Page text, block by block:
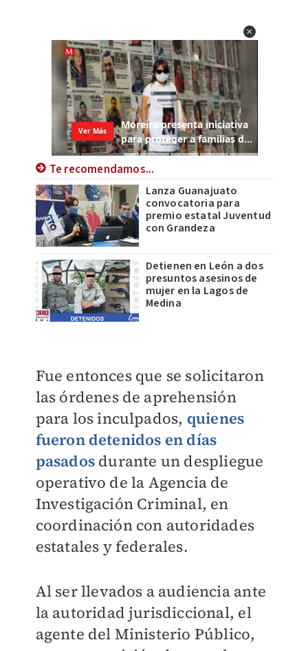
Te recomendamos...
Lanza Guanajuato
convocatoria para
premio estatal Juventud
con Grandeza
Detienen en León a dos
presuntos asesinos de
mujer en la Lagos de
Medina
Fue entonces que se solicitaron
las órdenes de aprehensión
para los inculpados, quienes
fueron detenidos en días
pasadosdurante un despliegue
operativo de la Agencia de
Investigación Criminal, en
coordinación con autoridades
estatales y federales.
Al ser llevados a audiencia ante
la autoridad jurisdiccional, el
agente del Ministerio Público,